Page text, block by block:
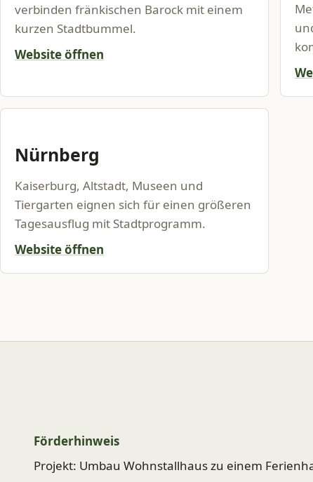
verbinden fränkischen Barock mit einem
kurzen Stadtbummel.
Website öffnen
Nürnberg
Kaiserburg, Altstadt, Museen und
Tiergarten eignen sich für einen größeren
Tagesausflug mit Stadtprogramm.
Website öffnen
Förderhinweis
Projekt: Umbau Wohnstallhaus zu einem